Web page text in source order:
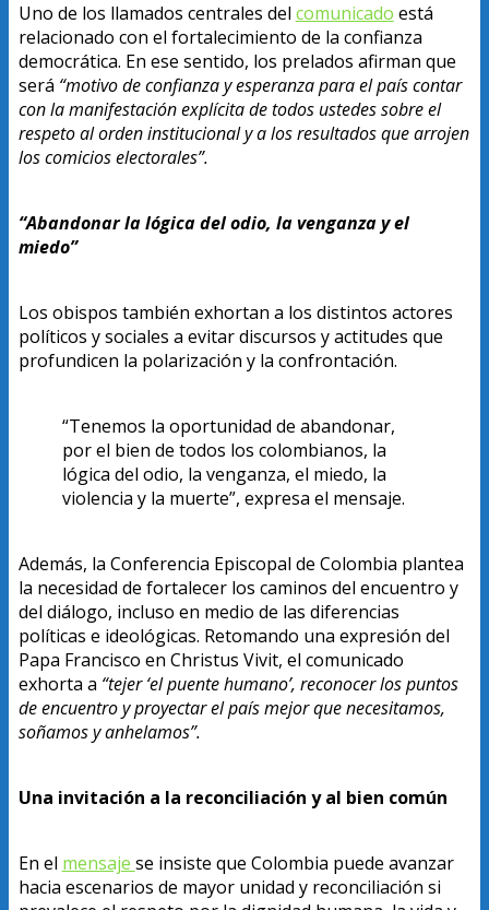
Uno de los llamados centrales del comunicado está
relacionado con el fortalecimiento de la confianza
democrática. En ese sentido, los prelados afirman que
será “motivo de confianza y esperanza para el país contar
con la manifestación explícita de todos ustedes sobre el
respeto al orden institucional y a los resultados que arrojen
los comicios electorales”.
“Abandonar la lógica del odio, la venganza y el
miedo”
Los obispos también exhortan a los distintos actores
políticos y sociales a evitar discursos y actitudes que
profundicen la polarización y la confrontación.
“Tenemos la oportunidad de abandonar,
por el bien de todos los colombianos, la
lógica del odio, la venganza, el miedo, la
violencia y la muerte”, expresa el mensaje.
Además, la Conferencia Episcopal de Colombia plantea
la necesidad de fortalecer los caminos del encuentro y
del diálogo, incluso en medio de las diferencias
políticas e ideológicas. Retomando una expresión del
Papa Francisco en Christus Vivit, el comunicado
exhorta a “tejer ‘el puente humano’, reconocer los puntos
de encuentro y proyectar el país mejor que necesitamos,
soñamos y anhelamos”.
Una invitación a la reconciliación y al bien común
En el mensaje se insiste que Colombia puede avanzar
hacia escenarios de mayor unidad y reconciliación si